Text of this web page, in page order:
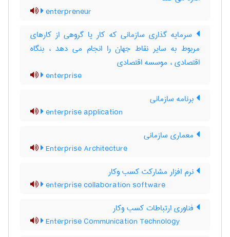
enterpreneur
سرمایه گذاری سازمانی که کار یا گروهی از کارهای
مربوط به سایر نقاط جهان را انجام می دهد ، بنگاه
اقتصادی ، موسسه اقتصادی
enterprise
برنامه سازمانی
enterprise application
معماری سازمانی
Enterprise Architecture
نرم افزار مشارکت کسب وکار
enterprise collaboration software
فناوری ارتباطات کسب وکار
Enterprise Communication Technology